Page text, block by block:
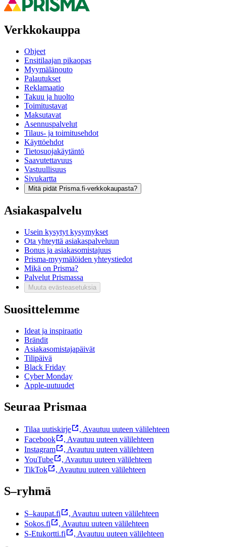
Verkkokauppa
Ohjeet
Ensitilaajan pikaopas
Myymälänouto
Palautukset
Reklamaatio
Takuu ja huolto
Toimitustavat
Maksutavat
Asennuspalvelut
Tilaus- ja toimitusehdot
Käyttöehdot
Tietosuojakäytäntö
Saavutettavuus
Vastuullisuus
Sivukartta
Mitä pidät Prisma.fi-verkkokaupasta?
Asiakaspalvelu
Usein kysytyt kysymykset
Ota yhteyttä asiakaspalveluun
Bonus ja asiakasomistajuus
Prisma-myymälöiden yhteystiedot
Mikä on Prisma?
Palvelut Prismassa
Muuta evästeasetuksia
Suosittelemme
Ideat ja inspiraatio
Brändit
Asiakasomistajapäivät
Tilipäivä
Black Friday
Cyber Monday
Apple-uutuudet
Seuraa Prismaa
Tilaa uutiskirje , Avautuu uuteen välilehteen
Facebook
, Avautuu uuteen välilehteen
Instagram
, Avautuu uuteen välilehteen
YouTube
, Avautuu uuteen välilehteen
TikTok
, Avautuu uuteen välilehteen
S–ryhmä
S–kaupat.fi , Avautuu uuteen välilehteen
Sokos.fi
, Avautuu uuteen välilehteen
S-Etukortti.fi
, Avautuu uuteen välilehteen